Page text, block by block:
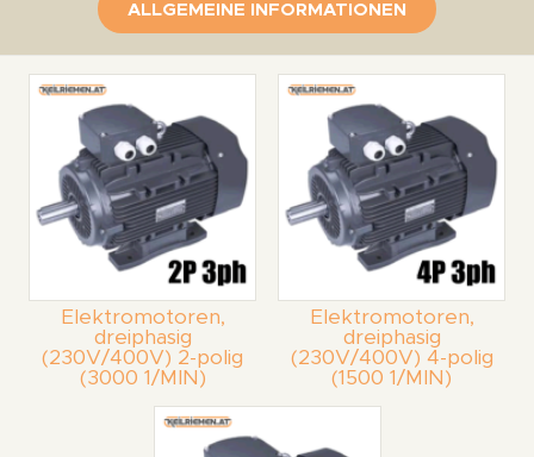
ALLGEMEINE INFORMATIONEN
Elektromotoren,
dreiphasig
(230V/400V) 2-polig
(3000 1/MIN)
Elektromotoren,
dreiphasig
(230V/400V) 4-polig
(1500 1/MIN)